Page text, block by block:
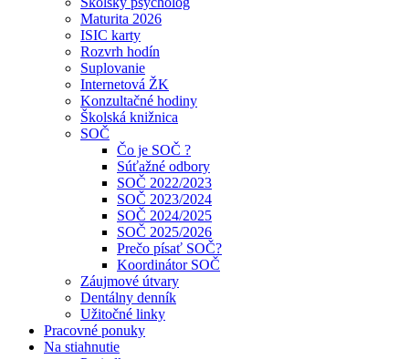
Maturita 2026
ISIC karty
Rozvrh hodín
Suplovanie
Internetová ŽK
Konzultačné hodiny
Školská knižnica
SOČ
Čo je SOČ ?
Súťažné odbory
SOČ 2022/2023
SOČ 2023/2024
SOČ 2024/2025
SOČ 2025/2026
Prečo písať SOČ?
Koordinátor SOČ
Záujmové útvary
Dentálny denník
Užitočné linky
Pracovné ponuky
Na stiahnutie